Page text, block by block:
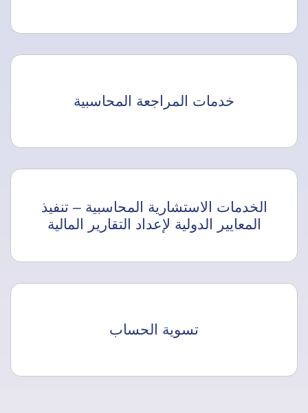
خدمات المراجعة المحاسبية
الخدمات الاستشارية المحاسبية – تنفيذ
المعايير الدولية لإعداد التقارير المالية
تسوية الحساب